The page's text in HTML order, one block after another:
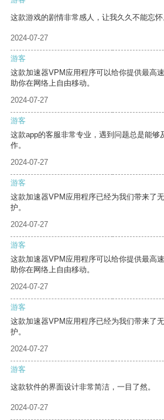
这款游戏的剧情非常感人，让我久久不能忘怀
2024-07-27
游客
这款加速器VPM应用程序可以给你提供最高
助你在网络上自由移动。
2024-07-27
游客
这款app的客服非常专业，遇到问题总是能够
作。
2024-07-27
游客
这款加速器VPM应用程序已经为我们带来了
护。
2024-07-27
游客
这款加速器VPM应用程序可以给你提供最高
助你在网络上自由移动。
2024-07-27
游客
这款加速器VPM应用程序已经为我们带来了
护。
2024-07-27
游客
这款软件的界面设计非常简洁，一目了然。
2024-07-27